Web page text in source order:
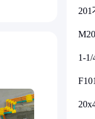
1-